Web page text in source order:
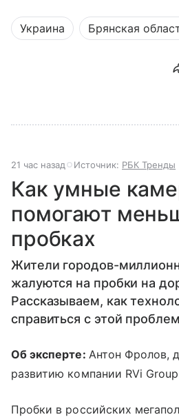
Украина Брянская
21 час назад Источник: РБК Тренды
Как умные
помогают
пробках
Жители городов-
жалуются на пробки на
Рассказываем, как
справиться с этой
Об эксперте: Антон Фролов,
развитию компании RVi
Пробки в российских